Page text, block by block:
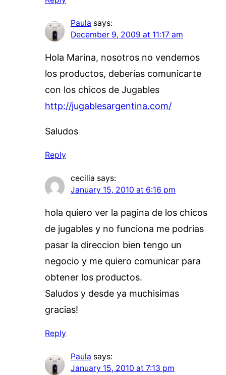
Paula says:
December 9, 2009 at 11:17 am
Hola Marina, nosotros no vendemos
los productos, deberías comunicarte
con los chicos de Jugables
http://jugablesargentina.com/
Saludos
Reply
cecilia says:
January 15, 2010 at 6:16 pm
hola quiero ver la pagina de los chicos
de jugables y no funciona me podrias
pasar la direccion bien tengo un
negocio y me quiero comunicar para
obtener los productos.
Saludos y desde ya muchisimas
gracias!
Reply
Paula says:
January 15, 2010 at 7:13 pm